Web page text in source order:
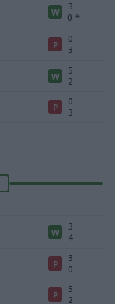
W
3
0 *
P
0
3
W
5
2
P
0
3
W
3
4
P
3
0
P
5
2